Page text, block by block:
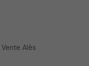
Vente Alès